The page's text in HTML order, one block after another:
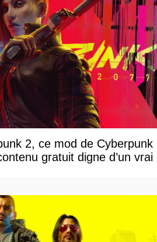
2, ce mod de Cyberpunk
gratuit digne d’un vrai